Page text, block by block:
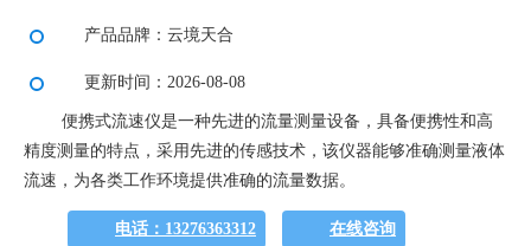
产品品牌：云境天合
更新时间：2026-08-08
便携式流速仪是一种先进的流量测量设备，具备便携性和高
精度测量的特点，采用先进的传感技术，该仪器能够准确测量液体
流速，为各类工作环境提供准确的流量数据。
电话：13276363312 在线咨询